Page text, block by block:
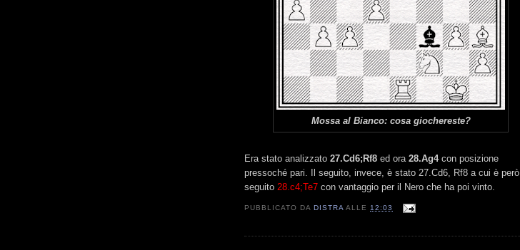
Mossa al Bianco: cosa giochereste?
Era stato analizzato 27.Cd6;Rf8 ed ora 28.Ag4con posizione
pressoché pari. Il seguito, invece, è stato 27.Cd6, Rf8 a cui è però
seguito 28.c4;Te7 con vantaggio per il Nero che ha poi vinto.
PUBBLICATO DA DISTRA ALLE12:03